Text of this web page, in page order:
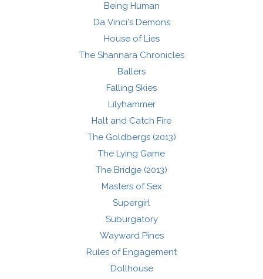
Being Human
Da Vinci's Demons
House of Lies
The Shannara Chronicles
Ballers
Falling Skies
Lilyhammer
Halt and Catch Fire
The Goldbergs (2013)
The Lying Game
The Bridge (2013)
Masters of Sex
Supergirl
Suburgatory
Wayward Pines
Rules of Engagement
Dollhouse